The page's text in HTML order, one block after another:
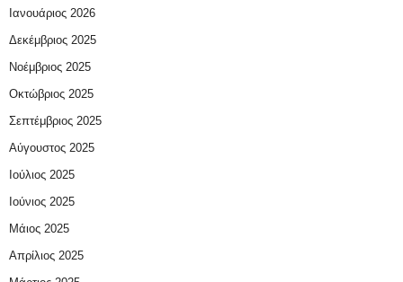
Ιανουάριος 2026
Δεκέμβριος 2025
Νοέμβριος 2025
Οκτώβριος 2025
Σεπτέμβριος 2025
Αύγουστος 2025
Ιούλιος 2025
Ιούνιος 2025
Μάιος 2025
Απρίλιος 2025